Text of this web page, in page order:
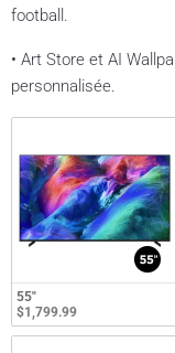
football.
• Art Store et AI
personnalisée.
55"
$1,799.99